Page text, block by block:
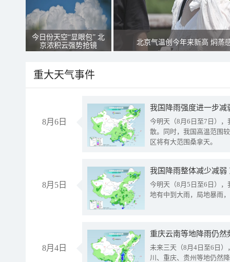
今日份天空“显眼包” 北
京浓积云强势抢镜
北京气温创今年来新高 焖蒸
重大天气事件
8月6日
今明天（8月6日至7日）
散。同时，我国高温范围
区将有大范围桑拿天。
8月5日
我国降雨整体减少减弱
今明天（8月5日至6日）
地有中到大雨，局地暴雨
8月4日
重庆云南等地降雨仍然
未来三天（8月4日至6日
川、重庆、贵州等地仍然